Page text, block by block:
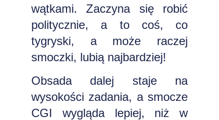
wątkami. Zaczyna się robić
politycznie, a to coś, co
tygryski, a może raczej
smoczki, lubią najbardziej!
Obsada dalej staje na
wysokości zadania, a smocze
CGI wygląda lepiej, niż w